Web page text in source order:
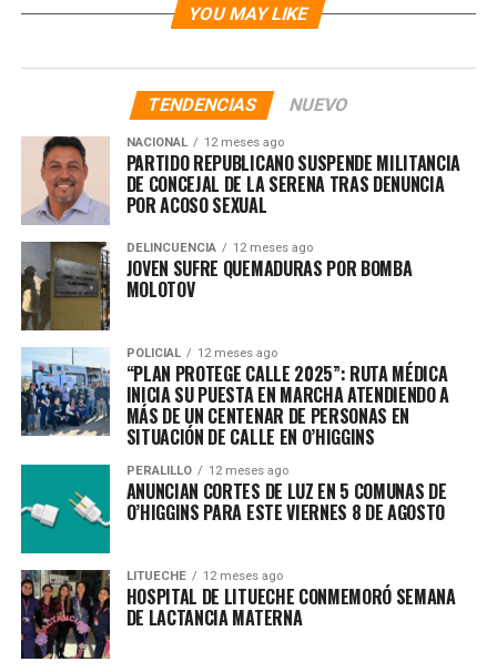
YOU MAY LIKE
TENDENCIAS NUEVO
NACIONAL 12 meses ago
PARTIDO REPUBLICANO SUSPENDE MILITANCIA
DE CONCEJAL DE LA SERENA TRAS DENUNCIA
POR ACOSO SEXUAL
DELINCUENCIA 12 meses ago
JOVEN SUFRE QUEMADURAS POR BOMBA
MOLOTOV
POLICIAL 12 meses ago
“PLAN PROTEGE CALLE 2025”: RUTA MÉDICA
INICIA SU PUESTA EN MARCHA ATENDIENDO A
MÁS DE UN CENTENAR DE PERSONAS EN
SITUACIÓN DE CALLE EN O’HIGGINS
PERALILLO 12 meses ago
ANUNCIAN CORTES DE LUZ EN 5 COMUNAS DE
O’HIGGINS PARA ESTE VIERNES 8 DE AGOSTO
LITUECHE 12 meses ago
HOSPITAL DE LITUECHE CONMEMORÓ SEMANA
DE LACTANCIA MATERNA